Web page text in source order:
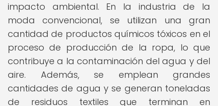
impacto ambiental. En la industria de la
moda convencional, se utilizan una gran
cantidad de productos químicos tóxicos en el
proceso de producción de la ropa, lo que
contribuye a la contaminación del agua y del
aire. Además, se emplean grandes
cantidades de agua y se generan toneladas
de residuos textiles que terminan en